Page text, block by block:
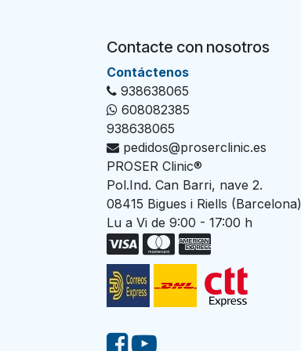
Contacte con nosotros
Con​tác​tenos
938638065
608082385
938638065
pedidos@proserclinic.es
PROSER Clinic®
Pol.Ind. Can Barri, nave 2.
08415 Bigues i Riells (Barcelona)
Lu a Vi de 9:00 - 17:00 h